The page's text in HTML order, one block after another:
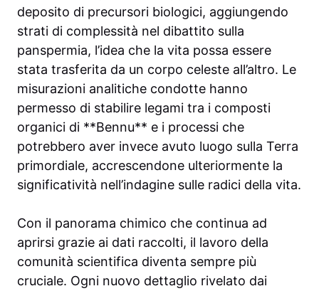
deposito di precursori biologici, aggiungendo
strati di complessità nel dibattito sulla
panspermia, l’idea che la vita possa essere
stata trasferita da un corpo celeste all’altro. Le
misurazioni analitiche condotte hanno
permesso di stabilire legami tra i composti
organici di **Bennu** e i processi che
potrebbero aver invece avuto luogo sulla Terra
primordiale, accrescendone ulteriormente la
significatività nell’indagine sulle radici della vita.
Con il panorama chimico che continua ad
aprirsi grazie ai dati raccolti, il lavoro della
comunità scientifica diventa sempre più
cruciale. Ogni nuovo dettaglio rivelato dai